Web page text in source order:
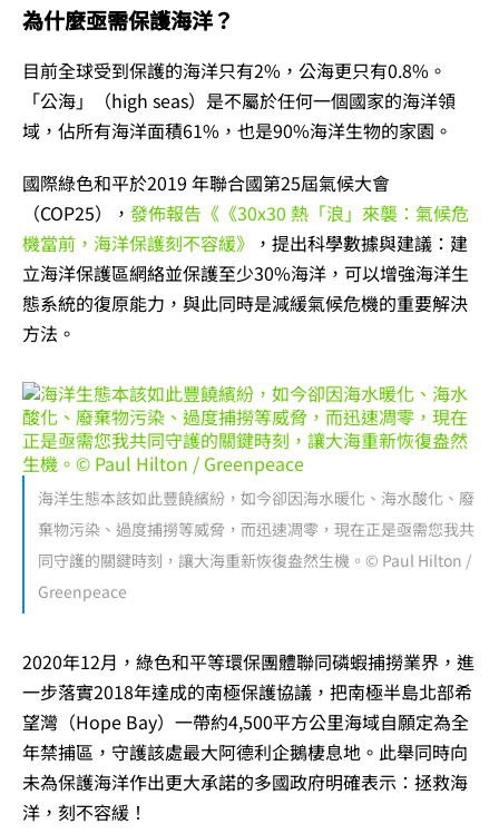
為什麼亟需保護海洋？
目前全球受到保護的海洋只有2%，公海更只有0.8%。
「公海」（high seas）是不屬於任何一個國家的海洋領
域，佔所有海洋面積61%，也是90%海洋生物的家園。
國際綠色和平於2019 年聯合國第25屆氣候大會
（COP25）， 發佈報告《《30x30 熱「浪」來襲：氣候危
機當前，海洋保護刻不容緩》 ，提出科學數據與建議：建
立海洋保護區網絡並保護至少30%海洋，可以增強海洋生
態系統的復原能力，與此同時是減緩氣候危機的重要解決
方法。
海洋生態本該如此豐饒繽紛，如今卻因海水暖化、海水酸化、廢
棄物污染、過度捕撈等威脅，而迅速凋零，現在正是亟需您我共
同守護的關鍵時刻，讓大海重新恢復盎然生機。© Paul Hilton /
Greenpeace
2020年12月，綠色和平等環保團體聯同磷蝦捕撈業界，進
一步落實2018年達成的南極保護協議，把南極半島北部希
望灣（Hope Bay）一帶約4,500平方公里海域自願定為全
年禁捕區，守護該處最大阿德利企鵝棲息地。此舉同時向
未為保護海洋作出更大承諾的多國政府明確表示：拯救海
洋，刻不容緩！